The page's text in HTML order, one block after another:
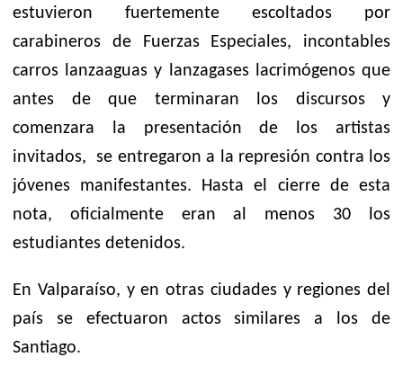
estuvieron fuertemente escoltados por
carabineros de Fuerzas Especiales, incontables
carros lanzaaguas y lanzagases lacrimógenos que
antes de que terminaran los discursos y
comenzara la presentación de los artistas
invitados, se entregaron a la represión contra los
jóvenes manifestantes. Hasta el cierre de esta
nota, oficialmente eran al menos 30 los
estudiantes detenidos.
En Valparaíso, y en otras ciudades y regiones del
país se efectuaron actos similares a los de
Santiago.